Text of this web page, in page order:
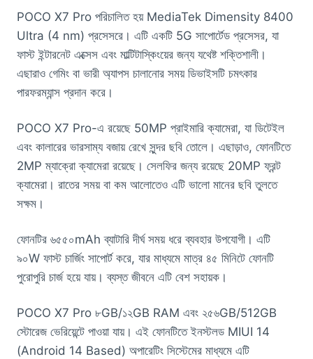
POCO X7 Pro পরিচালিত হয় MediaTek Dimensity 8400
Ultra (4 nm) প্রসেসরে। এটি একটি 5G সাপোর্টেড প্রসেসর, যা
ফাস্ট ইন্টারনেট এক্সেস এবং মাল্টিটাস্কিংয়ের জন্য যথেষ্ট শক্তিশালী।
এছারাও গেমিং বা ভারী অ্যাপস চালানোর সময় ডিভাইসটি চমৎকার
পারফরম্যান্স প্রদান করে।
POCO X7 Pro-এ রয়েছে 50MP প্রাইমারি ক্যামেরা, যা ডিটেইল
এবং কালারের ভারসাম্য বজায় রেখে সুন্দর ছবি তোলে। এছাড়াও, ফোনটিতে
2MP ম্যাক্রো ক্যামেরা রয়েছে। সেলফির জন্য রয়েছে 20MP ফ্রন্ট
ক্যামেরা। রাতের সময় বা কম আলোতেও এটি ভালো মানের ছবি তুলতে
সক্ষম।
ফোনটির ৬৫৫০mAh ব্যাটারি দীর্ঘ সময় ধরে ব্যবহার উপযোগী। এটি
৯০W ফাস্ট চার্জিং সাপোর্ট করে, যার মাধ্যমে মাত্র ৪৫ মিনিটে ফোনটি
পুরোপুরি চার্জ হয়ে যায়। ব্যস্ত জীবনে এটি বেশ সহায়ক।
POCO X7 Pro ৮GB/১২GB RAM এবং ২৫৬GB/512GB
স্টোরেজ ভেরিয়েন্টে পাওয়া যায়। এই ফোনটিতে ইনস্টলড MIUI 14
(Android 14 Based) অপারেটিং সিস্টেমের মাধ্যমে এটি